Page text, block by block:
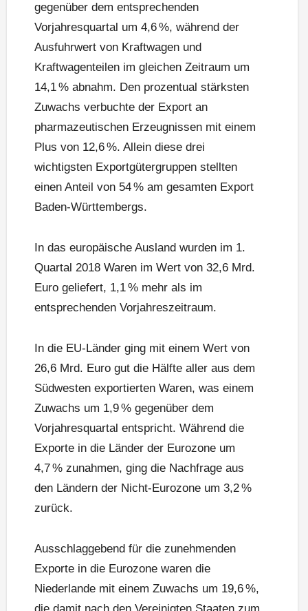
gegenüber dem entsprechenden
Vorjahresquartal um 4,6 %, während der
Ausfuhrwert von Kraftwagen und
Kraftwagenteilen im gleichen Zeitraum um
14,1 % abnahm. Den prozentual stärksten
Zuwachs verbuchte der Export an
pharmazeutischen Erzeugnissen mit einem
Plus von 12,6 %. Allein diese drei
wichtigsten Exportgütergruppen stellten
einen Anteil von 54 % am gesamten Export
Baden-Württembergs.
In das europäische Ausland wurden im 1.
Quartal 2018 Waren im Wert von 32,6 Mrd.
Euro geliefert, 1,1 % mehr als im
entsprechenden Vorjahreszeitraum.
In die EU-Länder ging mit einem Wert von
26,6 Mrd. Euro gut die Hälfte aller aus dem
Südwesten exportierten Waren, was einem
Zuwachs um 1,9 % gegenüber dem
Vorjahresquartal entspricht. Während die
Exporte in die Länder der Eurozone um
4,7 % zunahmen, ging die Nachfrage aus
den Ländern der Nicht-Eurozone um 3,2 %
zurück.
Ausschlaggebend für die zunehmenden
Exporte in die Eurozone waren die
Niederlande mit einem Zuwachs um 19,6 %,